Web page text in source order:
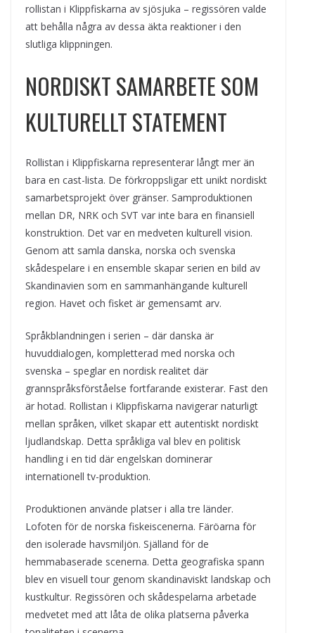
rollistan i Klippfiskarna av sjösjuka – regissören valde
att behålla några av dessa äkta reaktioner i den
slutliga klippningen.
NORDISKT SAMARBETE SOM
KULTURELLT STATEMENT
Rollistan i Klippfiskarna representerar långt mer än
bara en cast-lista. De förkroppsligar ett unikt nordiskt
samarbetsprojekt över gränser. Samproduktionen
mellan DR, NRK och SVT var inte bara en finansiell
konstruktion. Det var en medveten kulturell vision.
Genom att samla danska, norska och svenska
skådespelare i en ensemble skapar serien en bild av
Skandinavien som en sammanhängande kulturell
region. Havet och fisket är gemensamt arv.
Språkblandningen i serien – där danska är
huvuddialogen, kompletterad med norska och
svenska – speglar en nordisk realitet där
grannspråksförståelse fortfarande existerar. Fast den
är hotad. Rollistan i Klippfiskarna navigerar naturligt
mellan språken, vilket skapar ett autentiskt nordiskt
ljudlandskap. Detta språkliga val blev en politisk
handling i en tid där engelskan dominerar
internationell tv-produktion.
Produktionen använde platser i alla tre länder.
Lofoten för de norska fiskeiscenerna. Färöarna för
den isolerade havsmiljön. Själland för de
hemmabaserade scenerna. Detta geografiska spann
blev en visuell tour genom skandinaviskt landskap och
kustkultur. Regissören och skådespelarna arbetade
medvetet med att låta de olika platserna påverka